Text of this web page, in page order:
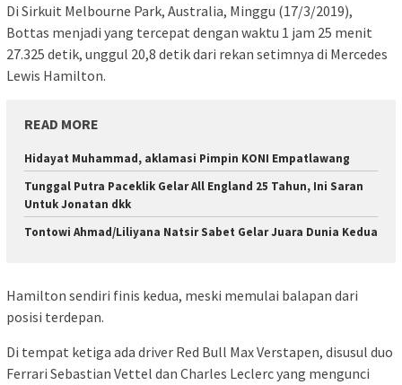
Di Sirkuit Melbourne Park, Australia, Minggu (17/3/2019),
Bottas menjadi yang tercepat dengan waktu 1 jam 25 menit
27.325 detik, unggul 20,8 detik dari rekan setimnya di Mercedes
Lewis Hamilton.
READ MORE
Hidayat Muhammad, aklamasi Pimpin KONI Empatlawang
Tunggal Putra Paceklik Gelar All England 25 Tahun, Ini Saran
Untuk Jonatan dkk
Tontowi Ahmad/Liliyana Natsir Sabet Gelar Juara Dunia Kedua
Hamilton sendiri finis kedua, meski memulai balapan dari
posisi terdepan.
Di tempat ketiga ada driver Red Bull Max Verstapen, disusul duo
Ferrari Sebastian Vettel dan Charles Leclerc yang mengunci